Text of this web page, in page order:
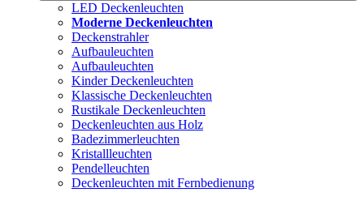
LED Deckenleuchten
Moderne Deckenleuchten
Deckenstrahler
Aufbauleuchten
Aufbauleuchten
Kinder Deckenleuchten
Klassische Deckenleuchten
Rustikale Deckenleuchten
Deckenleuchten aus Holz
Badezimmerleuchten
Kristallleuchten
Pendelleuchten
Deckenleuchten mit Fernbedienung